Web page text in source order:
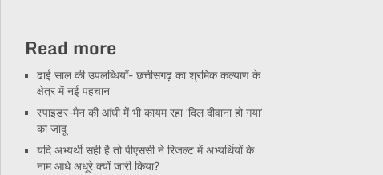
Read more
ढाई साल की उपलब्धियाँ- छत्तीसगढ़ का श्रमिक कल्याण के
क्षेत्र में नई पहचान
स्पाइडर-मैन की आंधी में भी कायम रहा ‘दिल दीवाना हो गया’
का जादू
यदि अभ्यर्थी सही है तो पीएससी ने रिजल्ट में अभ्यर्थियों के
नाम आधे अधूरे क्यों जारी किया?